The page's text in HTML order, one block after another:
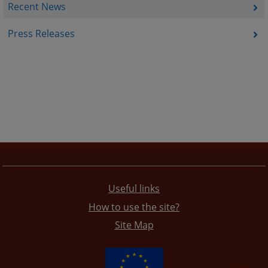
Recent News
Press Releases
Useful links
How to use the site?
Site Map